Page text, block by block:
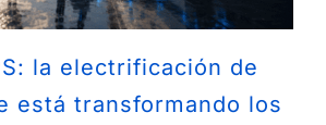
la electrificación de
está transformando los